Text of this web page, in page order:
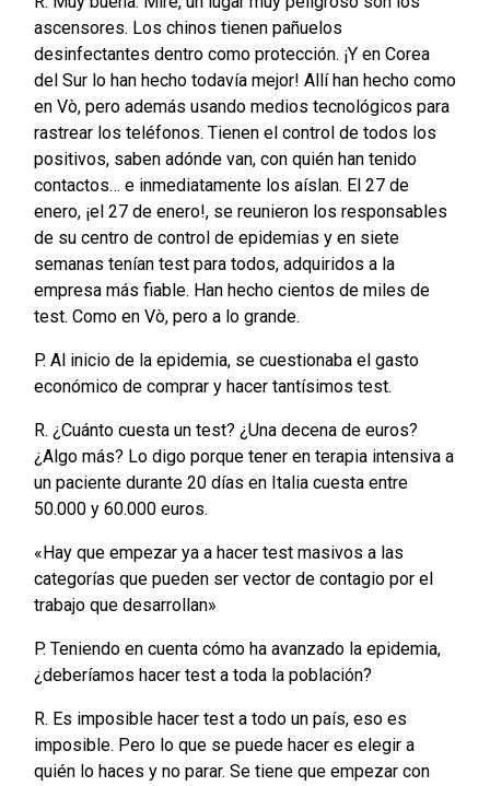
ascensores. Los chinos tienen pañuelos
desinfectantes dentro como protección. ¡Y en Corea
del Sur lo han hecho todavía mejor! Allí han hecho como
en Vò, pero además usando medios tecnológicos para
rastrear los teléfonos. Tienen el control de todos los
positivos, saben adónde van, con quién han tenido
contactos… e inmediatamente los aíslan. El 27 de
enero, ¡el 27 de enero!, se reunieron los responsables
de su centro de control de epidemias y en siete
semanas tenían test para todos, adquiridos a la
empresa más fiable. Han hecho cientos de miles de
test. Como en Vò, pero a lo grande.
P. Al inicio de la epidemia, se cuestionaba el gasto
económico de comprar y hacer tantísimos test.
R. ¿Cuánto cuesta un test? ¿Una decena de euros?
¿Algo más? Lo digo porque tener en terapia intensiva a
un paciente durante 20 días en Italia cuesta entre
50.000 y 60.000 euros.
«Hay que empezar ya a hacer test masivos a las
categorías que pueden ser vector de contagio por el
trabajo que desarrollan»
P. Teniendo en cuenta cómo ha avanzado la epidemia,
¿deberíamos hacer test a toda la población?
R. Es imposible hacer test a todo un país, eso es
imposible. Pero lo que se puede hacer es elegir a
quién lo haces y no parar. Se tiene que empezar con